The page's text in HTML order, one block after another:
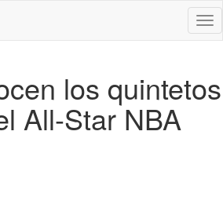
los quintetos
All-Star NBA